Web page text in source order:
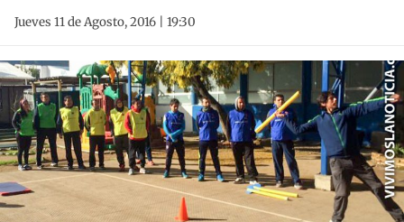
Jueves 11 de Agosto, 2016 | 19:30